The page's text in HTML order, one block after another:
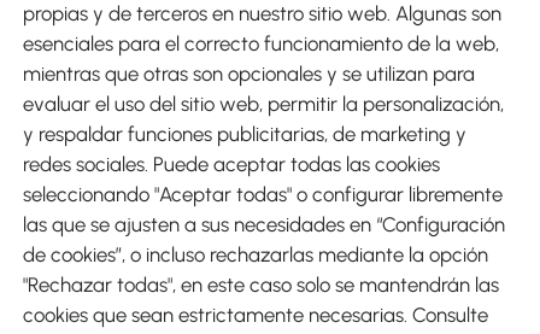
Métodos de Pago
Envíos
Descargar Aosom App
propias y de terceros en nuestro sitio web. Algunas son
esenciales para el correcto funcionamiento de la web,
mientras que otras son opcionales y se utilizan para
evaluar el uso del sitio web, permitir la personalización,
y respaldar funciones publicitarias, de marketing y
redes sociales. Puede aceptar todas las cookies
seleccionando "Aceptar todas" o configurar libremente
las que se ajusten a sus necesidades en “Configuración
de cookies”, o incluso rechazarlas mediante la opción
"Rechazar todas", en este caso solo se mantendrán las
cookies que sean estrictamente necesarias. Consulte